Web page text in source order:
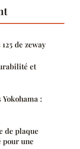
de zeway
et
:
de plaque
une